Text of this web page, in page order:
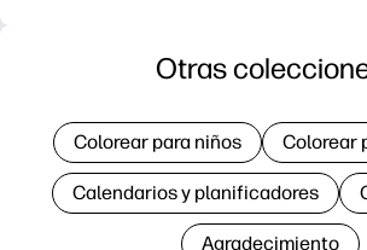
Otras
Colorear para niños Colorear
Calendarios y planificadores
Agradecimiento